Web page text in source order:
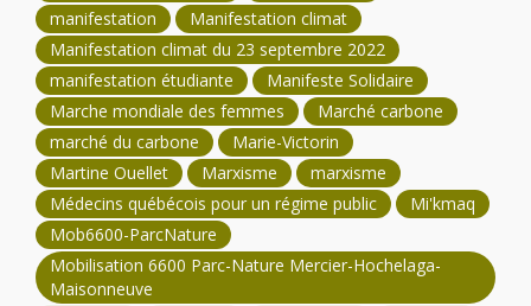
manifestation
Manifestation climat
Manifestation climat du 23 septembre 2022
manifestation étudiante
Manifeste Solidaire
Marche mondiale des femmes
Marché carbone
marché du carbone
Marie-Victorin
Martine Ouellet
Marxisme
marxisme
Médecins québécois pour un régime public
Mi'kmaq
Mob6600-ParcNature
Mobilisation 6600 Parc-Nature Mercier-Hochelaga-
Maisonneuve